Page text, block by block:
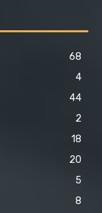
68
4
44
2
18
20
5
8